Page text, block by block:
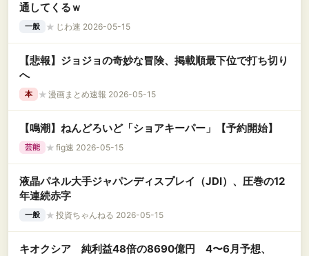
通してくるｗ
一般 ★ じわ速 2026-05-15
【悲報】ジョジョの奇妙な冒険、掲載順最下位で打ち切り
へ
本 ★ 漫画まとめ速報 2026-05-15
【鳴潮】ねんどろいど「ショアキーパー」【予約開始】
芸能 ★ fig速 2026-05-15
液晶パネル大手ジャパンディスプレイ（JDI）、圧巻の12
年連続赤字
一般 ★ 投資ちゃんねる 2026-05-15
キオクシア 純利益48倍の8690億円 4〜6月予想、